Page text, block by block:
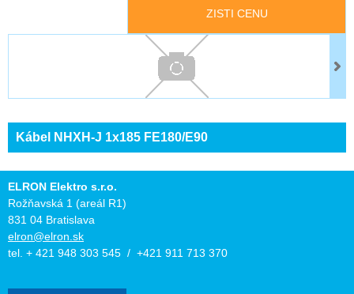
ZISTI CENU
Kábel NHXH-J 1x185 FE180/E90
ELRON Elektro s.r.o.
Rožňavská 1 (areál R1)
831 04 Bratislava
elron@elron.sk
tel. + 421 948 303 545 / +421 911 713 370